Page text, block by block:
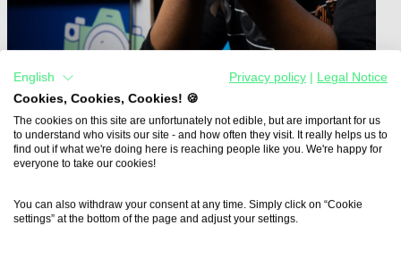
Home
Aus- und Weiterbildungen
English Privacy policy
Legal Notice
Cookies, Cookies, Cookies! 🍪
The cookies on this site are unfortunately not edible, but are important for us
to understand who visits our site - and how often they visit. It really helps us to
find out if what we're doing here is reaching people like you. We're happy for
everyone to take our cookies!
You can also withdraw your consent at any time. Simply click on “Cookie
settings” at the bottom of the page and adjust your settings.